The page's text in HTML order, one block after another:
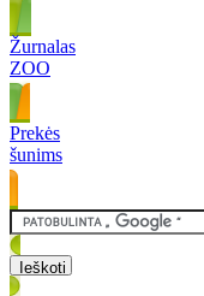
Žurnalas
ZOO
Prekės
šunims